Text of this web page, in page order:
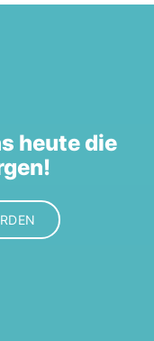
heute die